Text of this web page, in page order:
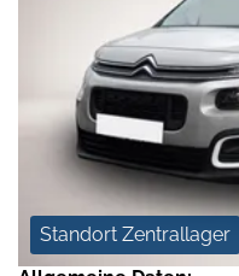
Standort Zentrallager